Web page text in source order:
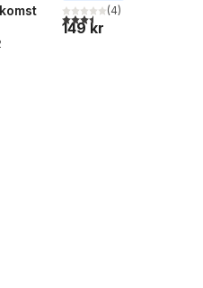
3,5utav 5 stjärnor. Totalt
(4)
149 kr